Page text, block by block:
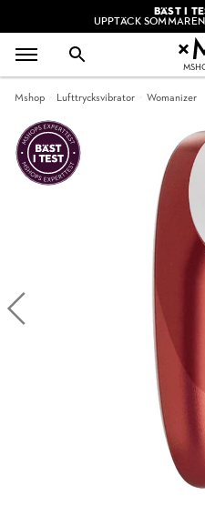
BÄST I
UPPTÄCK
Mshop Lufttrycksvibrator Womanizer